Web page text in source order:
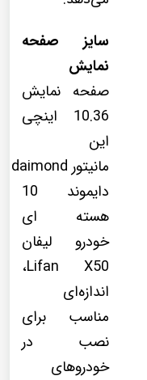
سایز صفحه
نمایش
صفحه نمایش
10.36 اینچی
این
مانیتور daimond
دایموند 10
هسته ای
خودرو لیفان
Lifan X50،
اندازه‌ای
مناسب برای
نصب در
خودروهای